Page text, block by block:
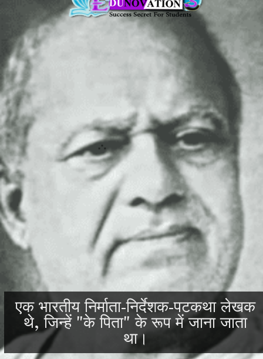
एक भारतीय निर्माता-निर्देशक-पटकथा लेखक
थे, जिन्हें "के पिता" के रूप में जाना जाता
था।